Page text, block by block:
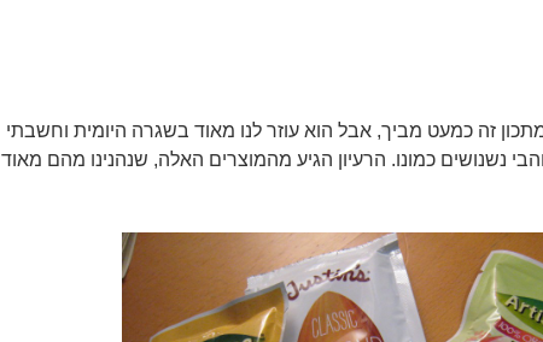
זה כמעט מביך, אבל הוא עוזר לנו מאוד בשגרה היומית וחשבתי
נשנושים כמונו. הרעיון הגיע מהמוצרים האלה, שנהנינו מהם מאוד